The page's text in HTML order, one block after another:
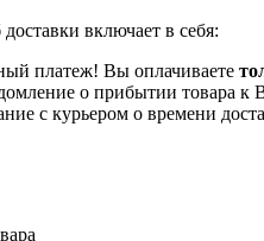
включает в себя:
платеж! Вы оплачиваете
о прибытии товара к
с курьером о времени